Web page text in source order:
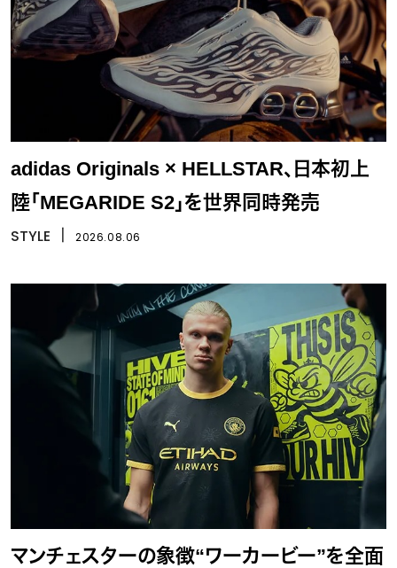
adidas Originals × HELLSTAR、日本初上
陸「MEGARIDE S2」を世界同時発売
STYLE 2026.08.06
マンチェスターの象徴“ワーカービー”を全面